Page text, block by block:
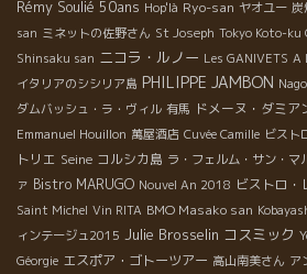
Rémy Soulié 50ans Hop'là Ryo-san ヤオユー 炭
san ミネットの佐野さん St Joseph Tokyo Koto-ku
Shinsaku san ニコラ・ルノー Les GANIVETS A
イタリアのシシリア島 PHILIPPE JAMBON
ダムバッシュ・ラ・ヴィル 有馬 ドメーヌ・ダミア
Emmanuel Houillon 萬屋酒店 Cuvée Camille ビスト
トリエ Seine コルシカ島 ラ・フェルム・サン・マ
ァ Bistro MARUGO Nouvel An 2018 ビストロ・
Saint Michel Vin RITA BMO Masako san
ィンテージュ2015 Julie Brosselin コスミック
Géorgie エスポア・ゴトーツアー 高山南美さん ア